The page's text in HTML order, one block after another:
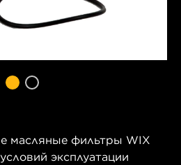
масляные фильтры WIX
эксплуатации